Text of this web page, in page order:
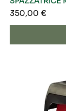
Prezzo
350,00 €